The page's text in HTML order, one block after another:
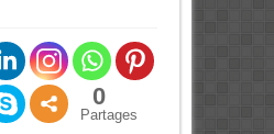
0
Partages